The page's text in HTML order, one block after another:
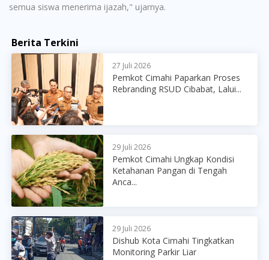
semua siswa menerima ijazah," ujarnya.
Berita Terkini
27 Juli 2026
Pemkot Cimahi Paparkan Proses
Rebranding RSUD Cibabat, Lalui...
29 Juli 2026
Pemkot Cimahi Ungkap Kondisi
Ketahanan Pangan di Tengah
Anca...
29 Juli 2026
Dishub Kota Cimahi Tingkatkan
Monitoring Parkir Liar